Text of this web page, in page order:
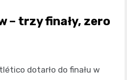
– trzy finały, zero
dotarło do finału w